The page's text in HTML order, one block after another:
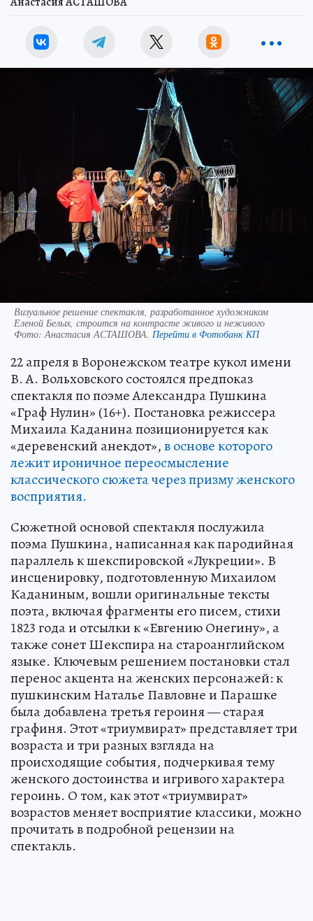
Визуальное решение спектакля, разработанное художником
Еленой Белых, строится на контрасте живого и неживого
Фото:Анастасия АСТАШОВА. Перейти в Фотобанк КП
22 апреля в Воронежском театре кукол имени
В. А. Вольховского состоялся предпоказ
спектакля по поэме Александра Пушкина
«Граф Нулин» (16+). Постановка режиссера
Михаила Каданина позиционируется как
«деревенский анекдот»,в основе которого
лежит ироничное переосмысление
классического сюжета через призму женского
восприятия.
Сюжетной основой спектакля послужила
поэма Пушкина, написанная как пародийная
параллель к шекспировской «Лукреции». В
инсценировку, подготовленную Михаилом
Каданиным, вошли оригинальные тексты
поэта, включая фрагменты его писем, стихи
1823 года и отсылки к «Евгению Онегину», а
также сонет Шекспира на староанглийском
языке. Ключевым решением постановки стал
перенос акцента на женских персонажей: к
пушкинским Наталье Павловне и Парашке
была добавлена третья героиня — старая
графиня. Этот «триумвират» представляет три
возраста и три разных взгляда на
происходящие события, подчеркивая тему
женского достоинства и игривого характера
героинь. О том, как этот «триумвират»
возрастов меняет восприятие классики, можно
прочитать в подробной рецензии на
спектакль.